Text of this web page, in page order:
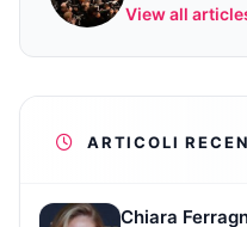
View all
ARTICOLI
Chiara